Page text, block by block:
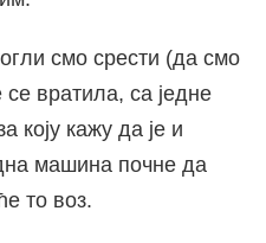
смо срести (да смо
вратила, са једне
коју кажу да је и
машина почне да
то воз.